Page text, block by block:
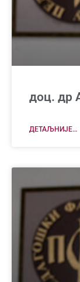
доц. др
ДЕТАЉНИЈЕ…